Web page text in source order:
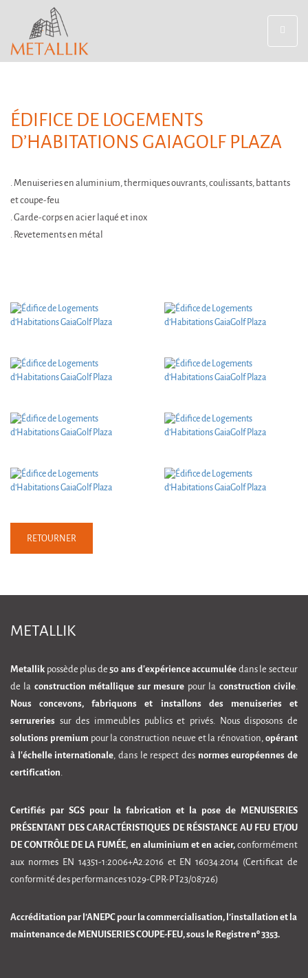
ÉDIFICE DE LOGEMENTS
D’HABITATIONS GAIAGOLF PLAZA
. Menuiseries en aluminium, thermiques ouvrants, coulissants, battants
et coupe-feu
. Garde-corps en acier laqué et inox
. Revetements en métal
RETOURNER
METALLIK
Metallik possède plus de50 ans d'expérience accumulée dans le secteur
de la construction métallique sur mesure pour la construction civile.
Nous concevons, fabriquons et installons des menuiseries et
serrureries sur des immeubles publics et privés. Nous disposons de
solutions premium pour la construction neuve et la rénovation,opérant
à l'échelle internationale, dans le respect des normes européennes de
certification.
Certifiés par SGS pour la fabrication et la pose de MENUISERIES
PRÉSENTANT DES CARACTÉRISTIQUES DE RÉSISTANCE AU FEU ET/OU
DE CONTRÔLE DE LA FUMÉE, en aluminium et en acier, conformément
aux normes EN 14351-1:2006+A2:2016 et EN 16034:2014 (Certificat de
conformité des performances 1029-CPR-PT23/08726)
Accréditation par l’ANEPC pour la commercialisation, l’installation et la
maintenance de MENUISERIES COUPE-FEU, sous le Registre nº 3353.